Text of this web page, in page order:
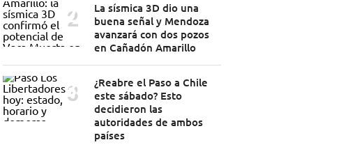
La sísmica 3D dio una
buena señal y Mendoza
avanzará con dos pozos
en Cañadón Amarillo
¿Reabre el Paso a Chile
este sábado? Esto
decidieron las
autoridades de ambos
países